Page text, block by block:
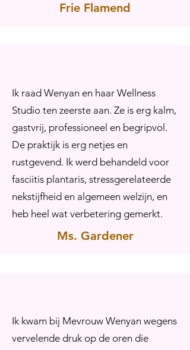
Frie Flamend
Ik raad Wenyan en haar Wellness
Studio ten zeerste aan. Ze is erg kalm,
gastvrij, professioneel en begripvol.
De praktijk is erg netjes en
rustgevend. Ik werd behandeld voor
fasciitis plantaris, stressgerelateerde
nekstijfheid en algemeen welzijn, en
heb heel wat verbetering gemerkt.
Ms. Gardener
Ik kwam bij Mevrouw Wenyan wegens
vervelende druk op de oren die